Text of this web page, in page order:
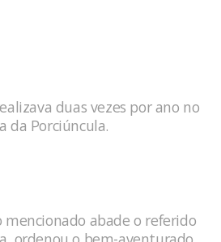
duas vezes por ano no
da Porciúncula.
abade o referido